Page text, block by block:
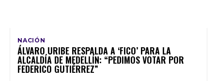
NACIÓN
ÁLVARO URIBE RESPALDA A ‘FICO’ PARA LA
ALCALDÍA DE MEDELLÍN: “PEDIMOS VOTAR POR
FEDERICO GUTIÉRREZ”